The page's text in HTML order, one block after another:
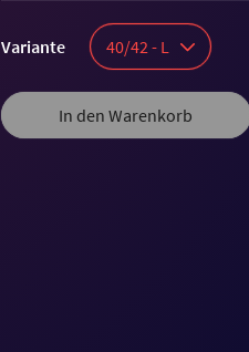
Variante 40/42 - L
In den Warenkorb